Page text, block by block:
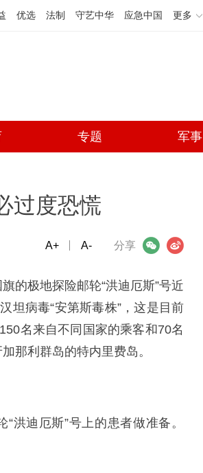
优选 法制 守艺中华 应急中国 更多
专题 军事
过度恐慌
分享
微信 微博
A+ A-
的极地探险邮轮“洪迪厄斯”号近
坦病毒“安第斯毒株”，这是目前
名来自不同国家的乘客和70名
那利群岛的特内里费岛。
洪迪厄斯”号上的患者做准备。